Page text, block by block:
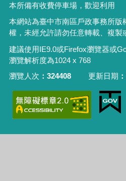
本所備有收費停車場，歡迎利用
本網站為臺中市南區戶政事務所版
權，未經允許請勿任意轉載、複製
建議使用IE9.0或Firefox瀏覽器或
瀏覽解析度為1024 x 768
瀏覽人次
324408 更新日期